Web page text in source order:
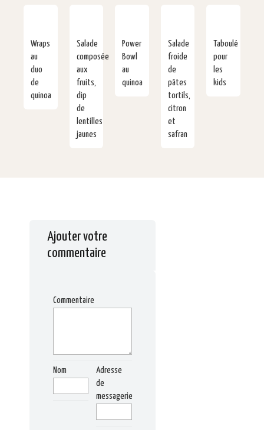
Wraps
au
duo
de
quinoa
Salade
composée
aux
fruits,
dip
de
lentilles
jaunes
Power
Bowl
au
quinoa
Salade
froide
de
pâtes
tortils,
citron
et
safran
Taboulé
pour
les
kids
Ajouter votre
commentaire
Commentaire
Nom
Adresse
de
messagerie